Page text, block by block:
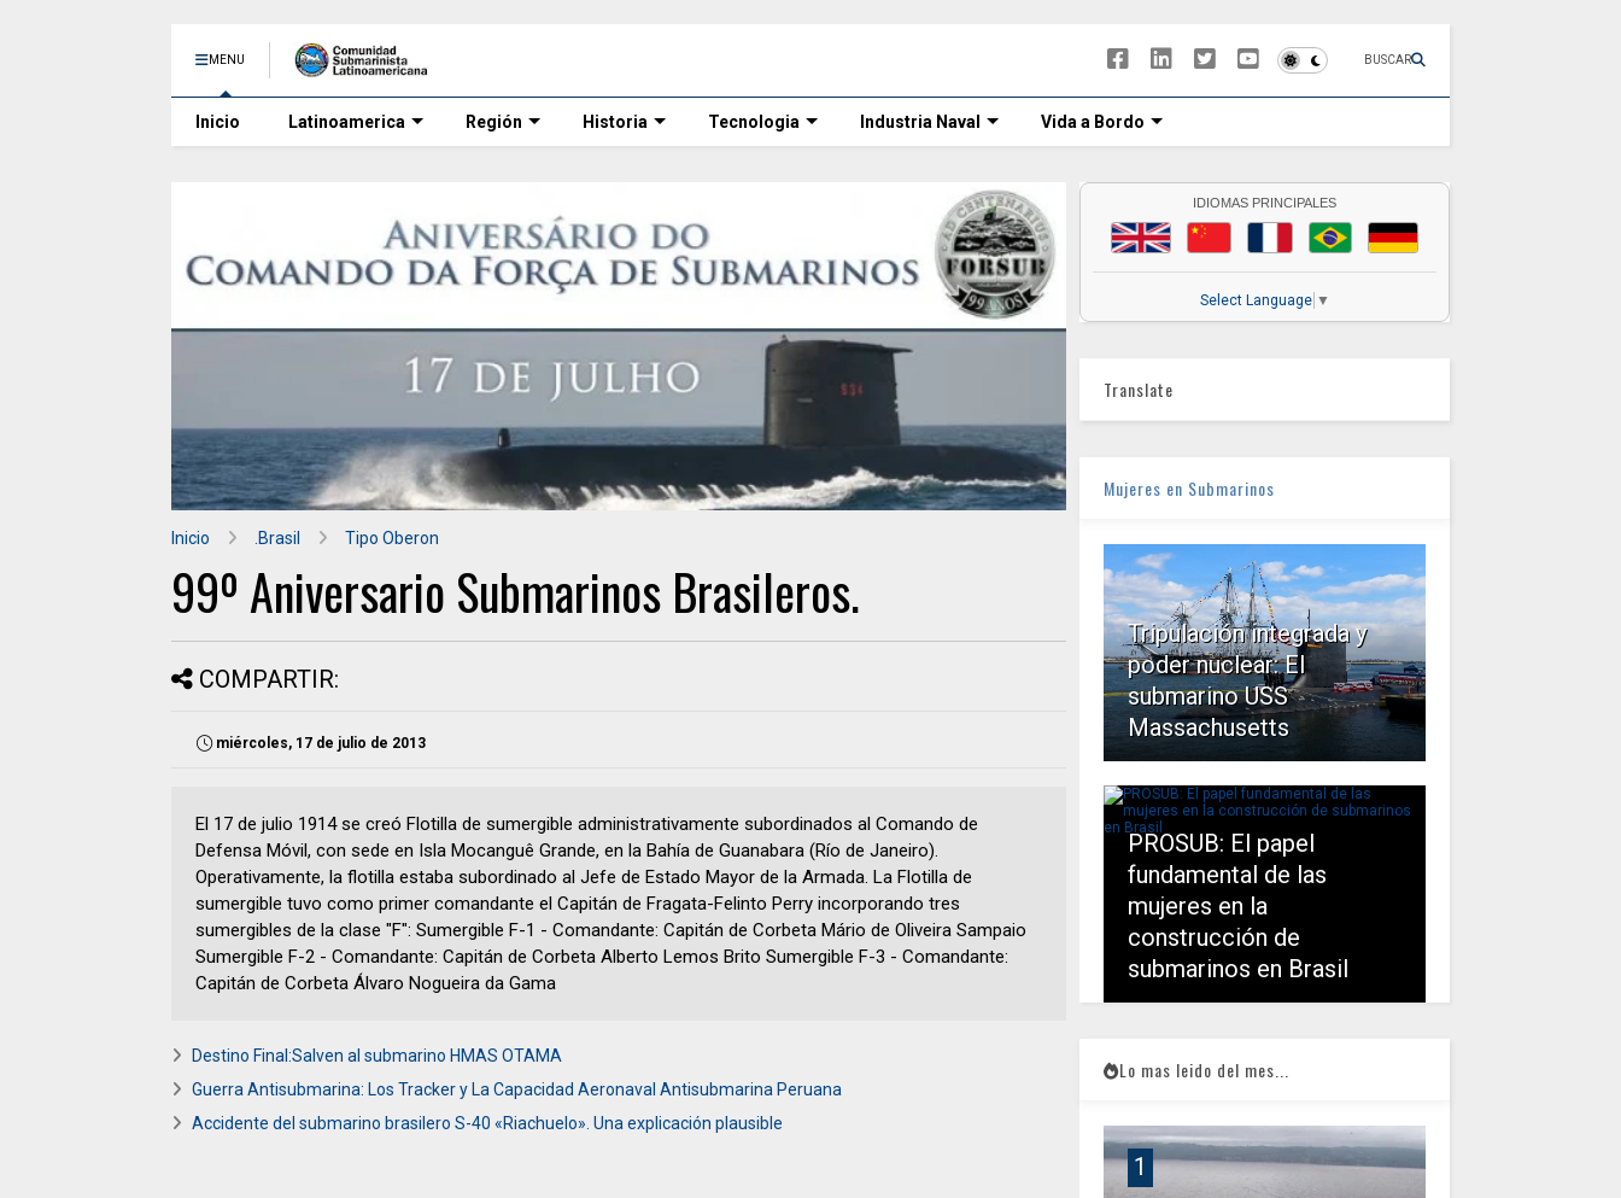
MENU BUSCAR
Inicio Latinoamerica Región Historia Tecnologia Industria Naval Vida a Bordo
Inicio .Brasil Tipo Oberon
99º Aniversario Submarinos Brasileros.
COMPARTIR:
miércoles, 17 de julio de 2013
El 17 de julio 1914 se creó Flotilla de sumergible administrativamente subordinados al Comando de
Defensa Móvil, con sede en Isla Mocanguê Grande, en la Bahía de Guanabara (Río de Janeiro).
Operativamente, la flotilla estaba subordinado al Jefe de Estado Mayor de la Armada. La Flotilla de
sumergible tuvo como primer comandante el Capitán de Fragata-Felinto Perry incorporando tres
sumergibles de la clase "F": Sumergible F-1 - Comandante: Capitán de Corbeta Mário de Oliveira Sampaio
Sumergible F-2 - Comandante: Capitán de Corbeta Alberto Lemos Brito Sumergible F-3 - Comandante:
Capitán de Corbeta Álvaro Nogueira da Gama
Destino Final:Salven al submarino HMAS OTAMA
Guerra Antisubmarina: Los Tracker y La Capacidad Aeronaval Antisubmarina Peruana
Accidente del submarino brasilero S-40 «Riachuelo». Una explicación plausible
IDIOMAS PRINCIPALES
Select Language ▼
Translate
Mujeres en Submarinos
Tripulación integrada y
poder nuclear: El
submarino USS
Massachusetts
PROSUB: El papel
fundamental de las
mujeres en la
construcción de
submarinos en Brasil
Lo mas leido del mes...
1